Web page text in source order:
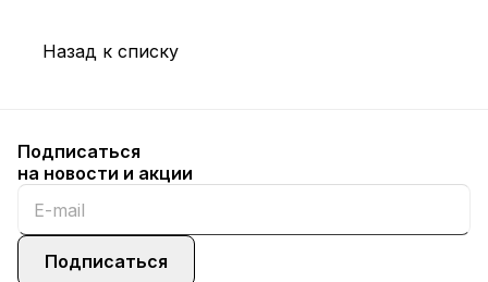
Назад к списку
Подписаться
на новости и акции
Подписаться